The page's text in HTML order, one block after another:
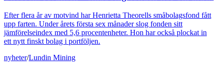
Efter flera år av motvind har Henrietta Theorells småbolagsfond fått
upp farten. Under årets första sex månader slog fonden sitt
jämförelseindex med 5,6 procentenheter. Hon har också plockat in
ett nytt finskt bolag i portföljen.
nyheter/Lundin Mining